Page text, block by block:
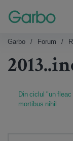
Garbo Forum
Din ciclul "un
mortibus nihil